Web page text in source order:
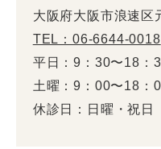
大阪府大阪市浪速
TEL：06-6644-0018
平日：9：30〜18：
土曜：9：00〜18：
休診日：日曜・祝日